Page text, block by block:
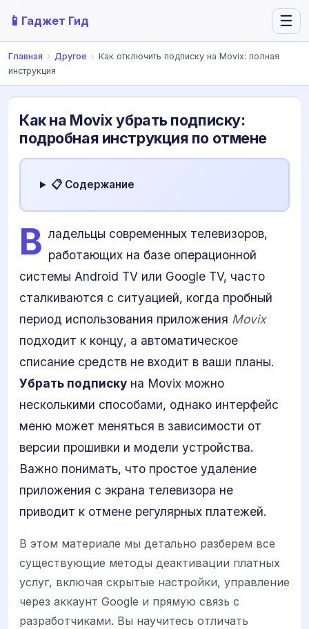
📱 Гаджет Гид ☰
Главная › Другое › Как отключить подписку на Movix: полная
инструкция
Как на Movix убрать подписку:
подробная инструкция по отмене
📋 Содержание
В ладельцы современных телевизоров,
работающих на базе операционной
системы Android TV или Google TV, часто
сталкиваются с ситуацией, когда пробный
период использования приложения Movix
подходит к концу, а автоматическое
списание средств не входит в ваши планы.
Убрать подписку на Movix можно
несколькими способами, однако интерфейс
меню может меняться в зависимости от
версии прошивки и модели устройства.
Важно понимать, что простое удаление
приложения с экрана телевизора не
приводит к отмене регулярных платежей.
В этом материале мы детально разберем все
существующие методы деактивации платных
услуг, включая скрытые настройки, управление
через аккаунт Google и прямую связь с
разработчиками. Вы научитесь отличать